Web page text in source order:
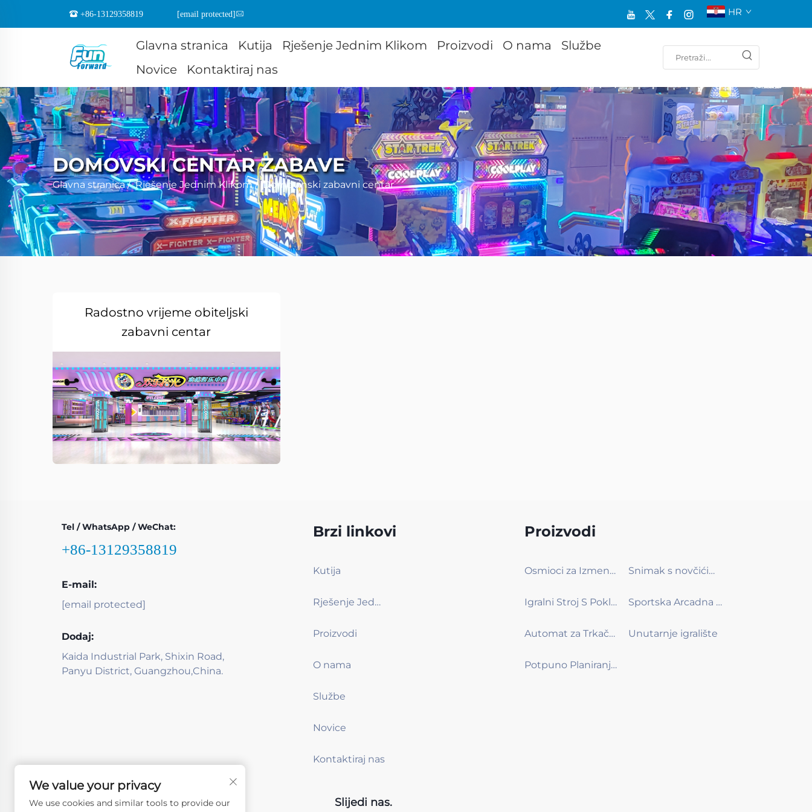
+86-13129358819 [email protected] HR
Glavna stranica Kutija Rješenje Jednim Klikom Proizvodi O nama
Službe
Novice
Kontaktiraj nas
DOMOVSKI CENTAR ZABAVE
Glavna stranica/Rješenje Jednim Klikom/Domovinski zabavni centar
Radostno vrijeme obiteljski
zabavni centar
Tel / WhatsApp / WeChat:
+86-13129358819
E-mail:
[email protected]
Dodaj:
Kaida Industrial Park, Shixin Road,
Panyu District, Guangzhou,China.
Brzi linkovi
Kutija
Rješenje Jednim Klikom
Proizvodi
O nama
Službe
Novice
Kontaktiraj nas
Proizvodi
Osmioci za Izmenu Karte Snimak s novčićima
Igralni Stroj S Poklonom Sportska Arcadna Mašina
Automat za Trkačke Igre Unutarnje igralište
Potpuno Planiranje Događaja
Slijedi nas.
We value your privacy
We use cookies and similar tools to provide our